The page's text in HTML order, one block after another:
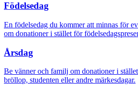
Födelsedag
En födelsedag du kommer att minnas för
om donationer i stället för
Årsdag
Be vänner och familj om donationer i
bröllop, studenten eller andre märkesdagar.